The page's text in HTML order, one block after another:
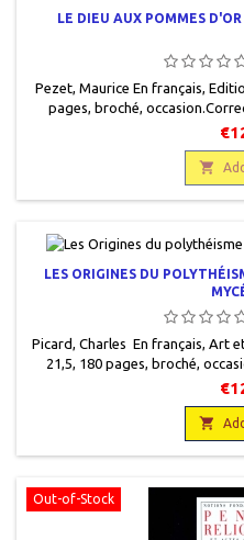
LE DIEU AUX POMMES
Pezet, Maurice En français,
pages, broché, occasion

LES ORIGINES DU
Picard, Charles En français, Art
21,5, 180 pages, broché,
manques. Dos fragile. Plat

Out-of-Stock